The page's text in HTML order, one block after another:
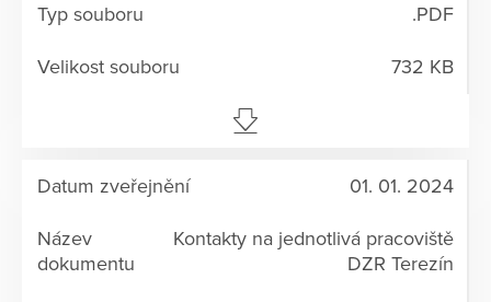
.PDF
732 KB
01. 01. 2024
Kontakty na jednotlivá pracoviště
DZR Terezín